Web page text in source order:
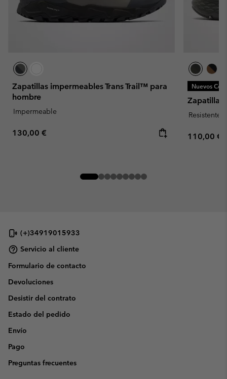
Zapatillas impermeables Trans Trail™ para
hombre
Impermeable
Regular price:
130,00 €
Nuevos
Zapatillas
Resistente
Regular
110,00 €
(+)34919015933
Servicio al cliente
Formulario de contacto
Devoluciones
Desistir del contrato
Estado del pedido
Envío
Pago
Preguntas frecuentes